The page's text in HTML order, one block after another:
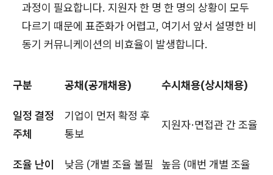
과정이 필요합니다. 지원자 한 명 한 명의 상황이 모두
다르기 때문에 표준화가 어렵고, 여기서 앞서 설명한 비
동기 커뮤니케이션의 비효율이 발생합니다.
구분 공채(공개채용) 수시채용(상시채용)
일정 결정
주체
기업이 먼저 확정 후
통보
지원자·면접관 간 조율
조율 난이
낮음 (개별 조율 불필
높음 (매번 개별 조율